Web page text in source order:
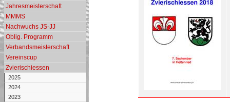
Jahresmeisterschaft
MMMS
Nachwuchs JS-JJ
Oblig. Programm
Verbandsmeisterschaft
Vereinscup
Zvierischiessen
2025
2024
2023